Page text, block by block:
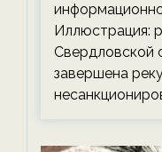
Иллюстрация:
Свердловской
завершена